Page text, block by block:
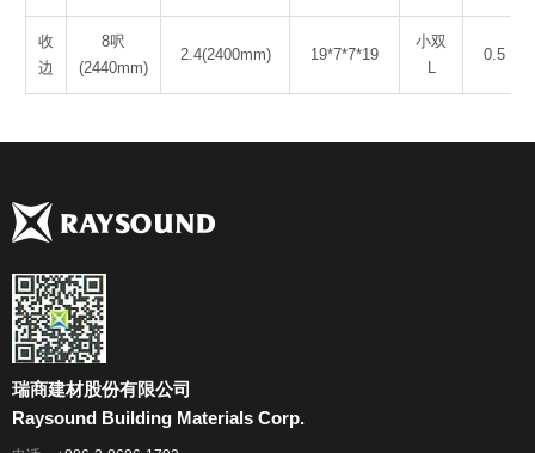
收
边
8呎
(2440mm)
2.4(2400mm) 19*7*7*19
小双
L
0.5
瑞商建材股份有限公司
Raysound Building Materials Corp.